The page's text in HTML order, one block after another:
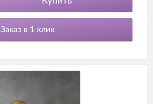
Заказ в 1 клик